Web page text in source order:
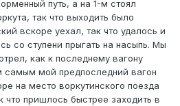
путь, а на 1-м стоял
так что выходить было
вскоре уехал, так что удалось и
со ступени прыгать на насыпь. Мы
как к последнему вагону
самым мой предпоследний вагон
на место воркутинского поезда
что пришлось быстрее заходить в